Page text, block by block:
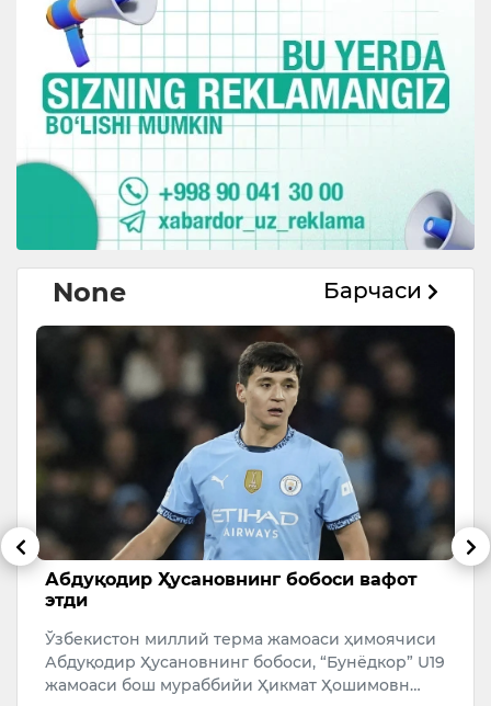
None Барчаси
Абдуқодир Ҳусановнинг бобоси вафот
этди
Ўзбекистон миллий терма жамоаси ҳимоячиси
Абдуқодир Ҳусановнинг бобоси, “Бунёдкор” U19
жамоаси бош мураббийи Ҳикмат Ҳошимовн…